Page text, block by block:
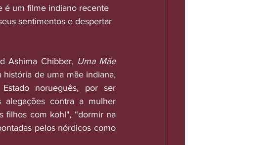
é um filme indiano recente
sentimentos e despertar
Ashima Chibber, Uma Mãe
história de uma mãe indiana,
norueguês, por ser
alegações contra a mulher
filhos com kohl", “dormir na
pelos nórdicos como